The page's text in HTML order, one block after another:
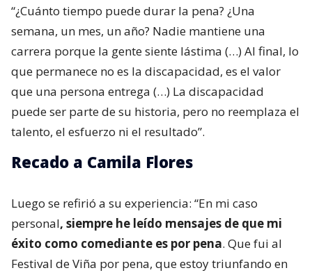
“¿Cuánto tiempo puede durar la pena? ¿Una
semana, un mes, un año? Nadie mantiene una
carrera porque la gente siente lástima (…) Al final, lo
que permanece no es la discapacidad, es el valor
que una persona entrega (…) La discapacidad
puede ser parte de su historia, pero no reemplaza el
talento, el esfuerzo ni el resultado”.
Recado a Camila Flores
Luego se refirió a su experiencia: “En mi caso
personal, siempre he leído mensajes de que mi
éxito como comediante es por pena. Que fui al
Festival de Viña por pena, que estoy triunfando en